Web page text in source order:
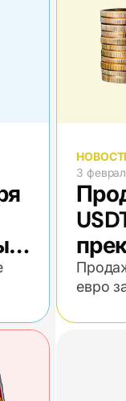
3
евро